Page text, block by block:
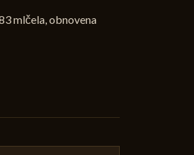
mlčela, obnovena